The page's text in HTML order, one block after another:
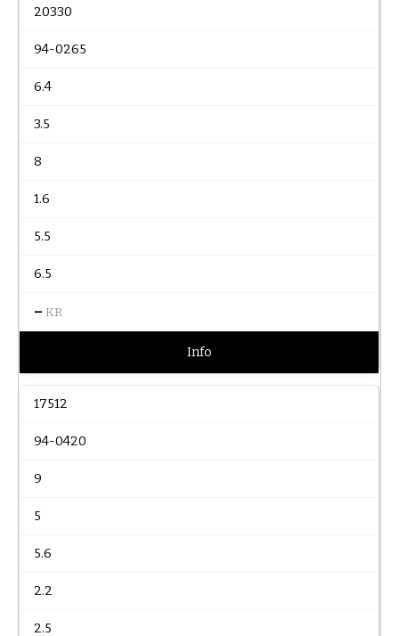
20330
94-0265
6.4
3.5
8
1.6
5.5
6.5
– KR
Info
17512
94-0420
9
5
5.6
2.2
2.5